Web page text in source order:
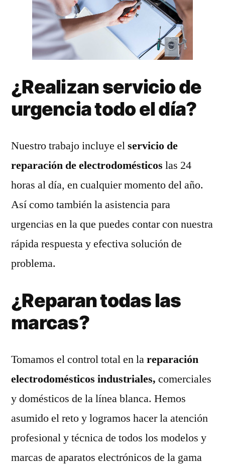
¿Realizan servicio de
urgencia todo el día?
Nuestro trabajo incluye elservicio de
reparación de electrodomésticos las 24
horas al día, en cualquier momento del año.
Así como también la asistencia para
urgencias en la que puedes contar con nuestra
rápida respuesta y efectiva solución de
problema.
¿Reparan todas las
marcas?
Tomamos el control total en lareparación
electrodomésticos industriales, comerciales
y domésticos de la línea blanca. Hemos
asumido el reto y logramos hacer la atención
profesional y técnica de todos los modelos y
marcas de aparatos electrónicos de la gama